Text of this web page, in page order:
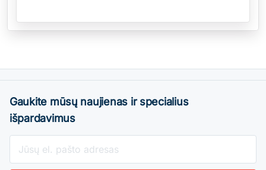
Gaukite mūsų naujienas ir specialius
išpardavimus